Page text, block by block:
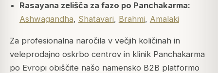
Rasayana zelišča za fazo po Panchakarma:
Ashwagandha, Shatavari, Brahmi, Amalaki
Za profesionalna naročila v večjih količinah in
veleprodajno oskrbo centrov in klinik Panchakarma
po Evropi obiščite našo namensko B2B platformo